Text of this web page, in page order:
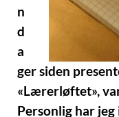
n
d
a
ger siden
«Lærerløftet»,
Personlig har jeg